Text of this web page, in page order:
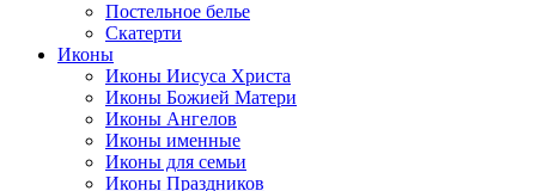
Постельное белье
Скатерти
Иконы
Иконы Иисуса Христа
Иконы Божией Матери
Иконы Ангелов
Иконы именные
Иконы для семьи
Иконы Праздников